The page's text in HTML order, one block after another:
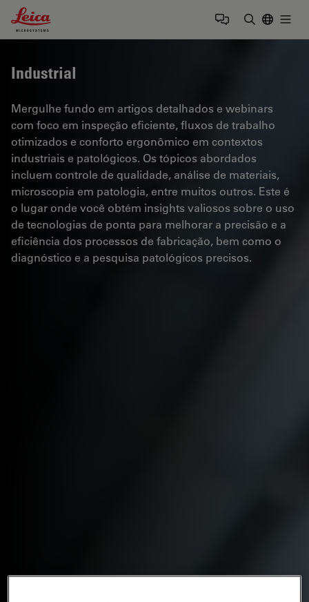
Leica Microsystems Logo
Industrial
Mergulhe fundo em artigos detalhados e webinars
com foco em inspeção eficiente, fluxos de trabalho
otimizados e conforto ergonômico em contextos
industriais e patológicos. Os tópicos abordados
incluem controle de qualidade, análise de materiais,
microscopia em patologia, entre muitos outros. Este é
o lugar onde você obtém insights valiosos sobre o uso
de tecnologias de ponta para melhorar a precisão e a
eficiência dos processos de fabricação, bem como o
diagnóstico e a pesquisa patológicos precisos.